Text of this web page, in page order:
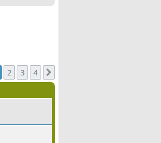
2 3 4